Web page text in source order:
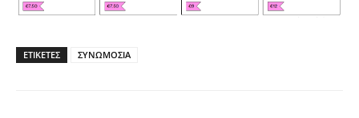
ΕΤΙΚΕΤΕΣ ΣΥΝΩΜΟΣΙΑ